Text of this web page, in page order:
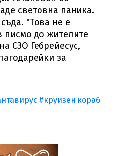
световна паника.
"Това не е
писмо до жителите
СЗО Гебрейесус,
за
#круизен кораб